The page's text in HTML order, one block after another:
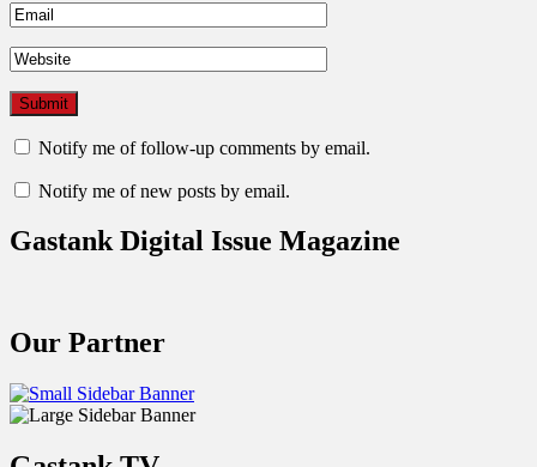
Notify me of follow-up comments by email.
Notify me of new posts by email.
Gastank Digital Issue Magazine
Our Partner